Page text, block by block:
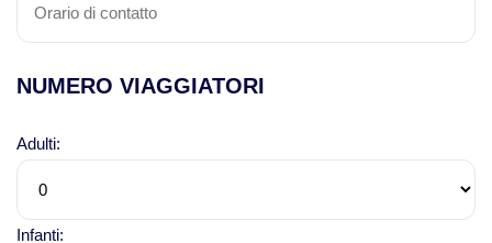
NUMERO VIAGGIATORI
Adulti:
Infanti: